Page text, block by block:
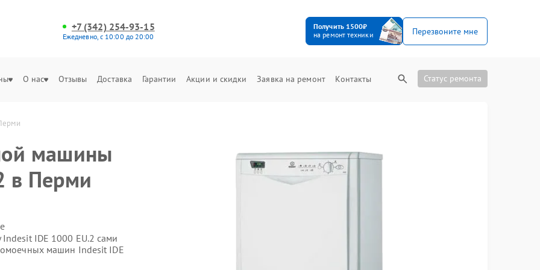
+7 (342) 254-93-15
Ежедневно, с 10:00 до 20:00
Получить 1500₽
на ремонт техники
Перезвоните мне
О нас Отзывы Доставка Гарантии Акции и скидки Заявка на ремонт Контакты Статус ремонта
машины
в Перми
IDE 1000 EU.2 сами
машин Indesit IDE